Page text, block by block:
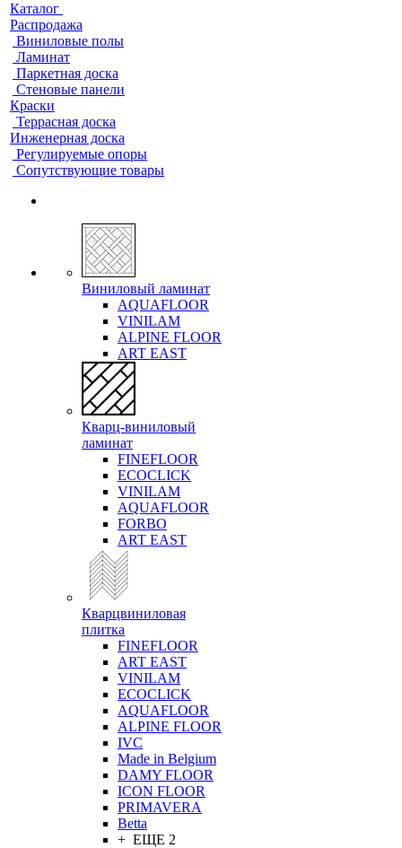
Каталог
Распродажа
Виниловые полы
Ламинат
Паркетная доска
Стеновые панели
Краски
Террасная доска
Инженерная доска
Регулируемые опоры
Сопутствующие товары
Виниловый ламинат
AQUAFLOOR
VINILAM
ALPINE FLOOR
ART EAST
Кварц-виниловый
ламинат
FINEFLOOR
ECOCLICK
VINILAM
AQUAFLOOR
FORBO
ART EAST
Кварцвиниловая
плитка
FINEFLOOR
ART EAST
VINILAM
ECOCLICK
AQUAFLOOR
ALPINE FLOOR
IVC
Made in Belgium
DAMY FLOOR
ICON FLOOR
PRIMAVERA
Betta
+ ЕЩЕ 2